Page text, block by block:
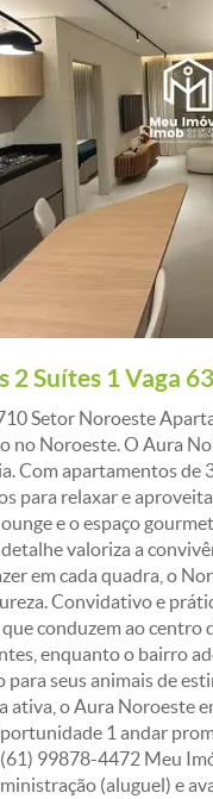
Suítes 1 Vaga
Setor Noroeste
no Noroeste. O Aura
Com apartamentos de
para relaxar e
e o espaço
valoriza a
em cada quadra, o
Convidativo e
conduzem ao
enquanto o bairro
seus animais de
o Aura Noroeste
1 andar
99878-4472 Meu
(aluguel) e